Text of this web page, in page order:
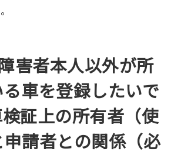
害者本人以外が所
車を登録したいで
証上の所有者（使
請者との関係（必